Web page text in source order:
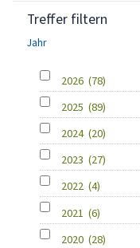
Treffer filtern
Jahr
2026 (78)
2025 (89)
2024 (20)
2023 (27)
2022 (4)
2021 (6)
2020 (28)